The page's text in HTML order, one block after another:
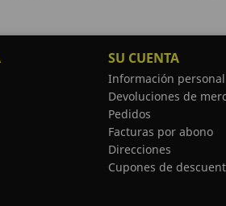
SU CUENTA
Información personal
Devoluciones de
Pedidos
Facturas por abono
Direcciones
Cupones de